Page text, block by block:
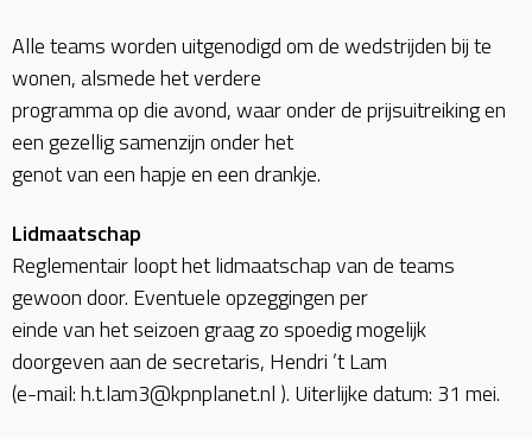
Alle teams worden uitgenodigd om de wedstrijden bij te
wonen, alsmede het verdere
programma op die avond, waar onder de prijsuitreiking en
een gezellig samenzijn onder het
genot van een hapje en een drankje.
Lidmaatschap
Reglementair loopt het lidmaatschap van de teams
gewoon door. Eventuele opzeggingen per
einde van het seizoen graag zo spoedig mogelijk
doorgeven aan de secretaris, Hendri ’t Lam
(e-mail: h.t.lam3@kpnplanet.nl ). Uiterlijke datum: 31 mei.